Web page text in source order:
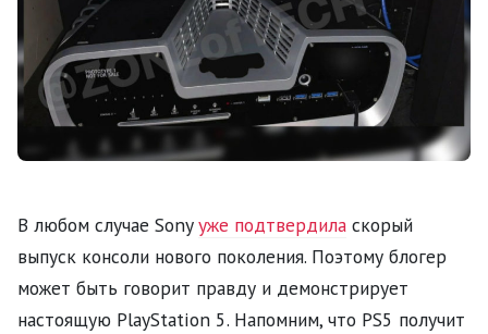
В любом случае Sonyуже подтвердила скорый
выпуск консоли нового поколения. Поэтому блогер
может быть говорит правду и демонстрирует
настоящую PlayStation 5. Напомним, что PS5 получит